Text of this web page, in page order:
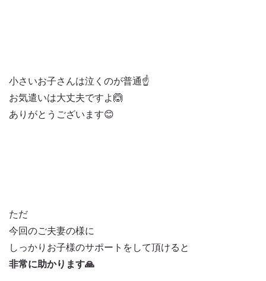
小さいお子さんは泣くのが普通☝️
お気遣いは大丈夫ですよ🙆
ありがとうございます😊
ただ
今回のご夫妻の様に
しっかりお子様のサポートをして頂けると
非常に助かります🙏